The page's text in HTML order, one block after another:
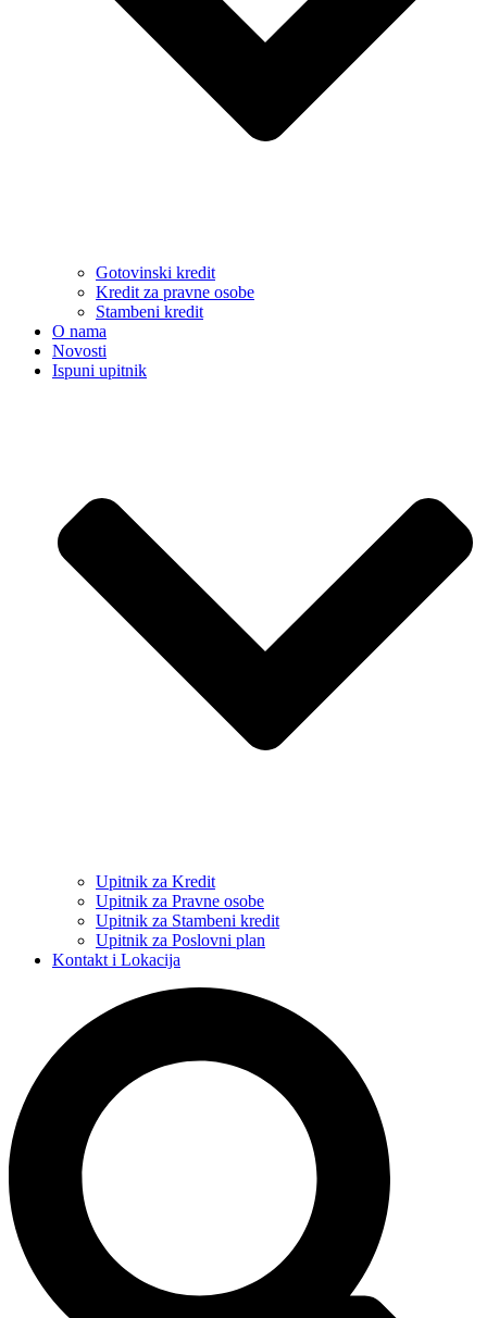
Gotovinski kredit
Kredit za pravne osobe
Stambeni kredit
O nama
Novosti
Ispuni upitnik
Upitnik za Kredit
Upitnik za Pravne osobe
Upitnik za Stambeni kredit
Upitnik za Poslovni plan
Kontakt i Lokacija